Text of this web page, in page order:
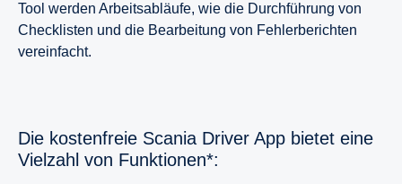
Tool werden Arbeitsabläufe, wie die Durchführung von
Checklisten und die Bearbeitung von Fehlerberichten
vereinfacht.
Die kostenfreie Scania Driver App bietet eine
Vielzahl von Funktionen*: